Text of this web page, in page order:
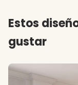
Estos
gustar